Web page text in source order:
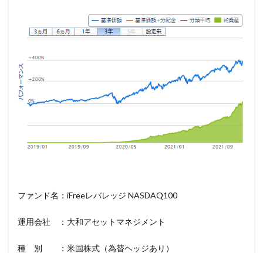
ファンド名：iFreeレバレッジ NASDAQ100
運用会社 ：大和アセットマネジメント
種 別 ：米国株式（為替ヘッジあり）